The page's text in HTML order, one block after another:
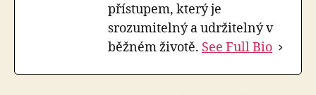
přístupem, který je
srozumitelný a udržitelný v
běžném životě. See Full Bio